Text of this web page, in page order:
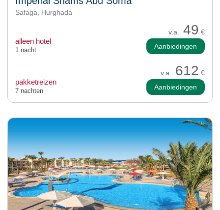
Safaga, Hurghada
v.a. 49 €
alleen hotel
1 nacht Aanbiedingen
v.a. 612 €
pakketreizen
7 nachten Aanbiedingen